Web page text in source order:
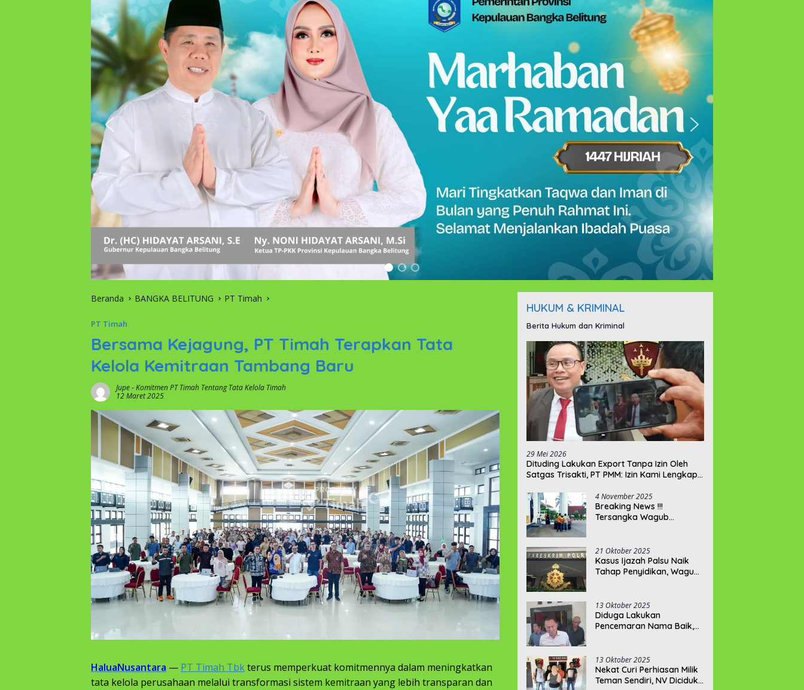
Beranda BANGKA BELITUNG PT Timah
PT Timah
Bersama Kejagung, PT Timah Terapkan Tata
Kelola Kemitraan Tambang Baru
Jupe-Komitmen PT Timah Tentang Tata Kelola Timah
12 Maret 2025
HaluaNusantara — PT Timah Tbkterus memperkuat komitmennya dalam meningkatkan
tata kelola perusahaan melalui transformasi sistem kemitraan yang lebih transparan dan
HUKUM & KRIMINAL
Berita Hukum dan Kriminal
29 Mei 2026
‎Dituding Lakukan Export Tanpa Izin Oleh
Satgas Trisakti, PT PMM: Izin Kami Lengkap
4 November 2025
Breaking News !!!
Tersangka Wagub
P21???
21 Oktober 2025
Kasus Ijazah Palsu Naik
Tahap Penyidikan, Wagub
13 Oktober 2025
Diduga Lakukan
Pencemaran Nama Baik,
13 Oktober 2025
Nekat Curi Perhiasan Milik
Teman Sendiri, NV Diciduk